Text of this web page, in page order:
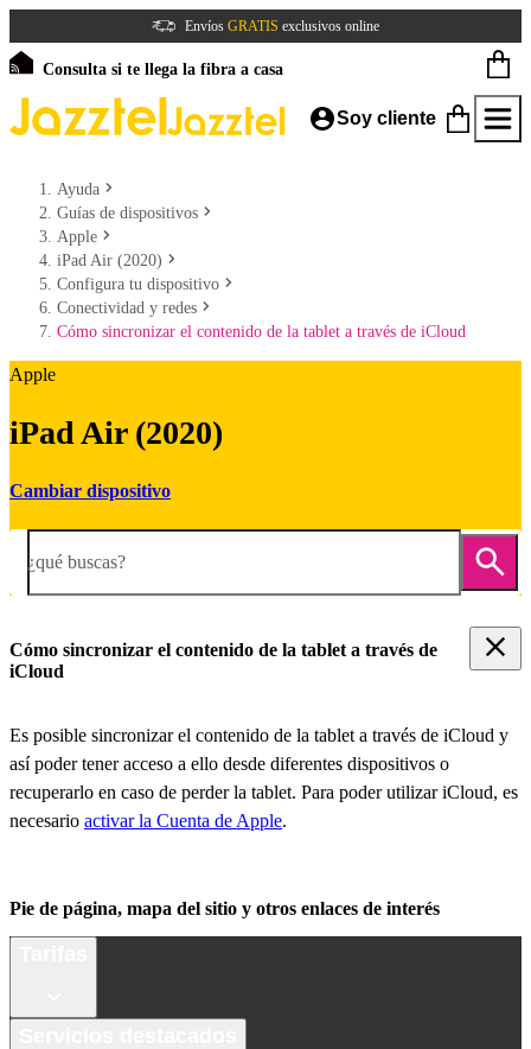
Envíos GRATIS exclusivos online
Consulta si te llega la fibra a casa
Soy cliente
Ayuda
Guías de dispositivos
Apple
iPad Air (2020)
Configura tu dispositivo
Conectividad y redes
Cómo sincronizar el contenido de la tablet a través de iCloud
Apple
iPad Air (2020)
Cambiar dispositivo
¿qué buscas?
Cómo sincronizar el contenido de la tablet a través de
iCloud
Es posible sincronizar el contenido de la tablet a través de iCloud y
así poder tener acceso a ello desde diferentes dispositivos o
recuperarlo en caso de perder la tablet. Para poder utilizar iCloud, es
necesario activar la Cuenta de Apple.
Pie de página, mapa del sitio y otros enlaces de interés